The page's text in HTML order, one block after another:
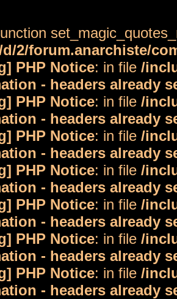
2/forum.anarchiste/
PHP Notice: in file /
- headers already
PHP Notice: in file /
- headers already
PHP Notice: in file /
- headers already
PHP Notice: in file /
- headers already
PHP Notice: in file /
- headers already
PHP Notice: in file /
- headers already
PHP Notice: in file /
- headers already